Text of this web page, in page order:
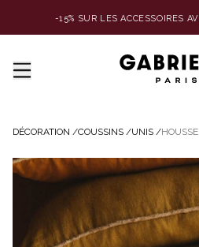
-15% SUR LES ACCESSOIRES
DÉCORATION /COUSSINS /UNIS /